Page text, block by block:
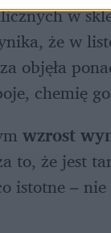
w
że w
objęła
chemię
wzrost
to, że jest
istotne –